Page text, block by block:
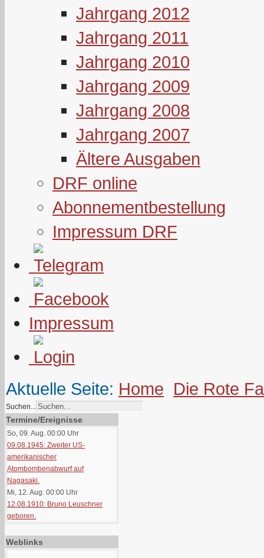
Jahrgang 2012
Jahrgang 2011
Jahrgang 2010
Jahrgang 2009
Jahrgang 2008
Jahrgang 2007
Ältere Ausgaben
DRF online
Abonnementbestellung
Impressum DRF
Impressum
Aktuelle Seite: Home Die Rote
Suchen...
Termine/Ereignisse
So, 09. Aug. 00:00 Uhr
09.08.1945: Zweiter US-
amerikanischer
Atombombenabwurf auf
Nagasaki.
Mi, 12. Aug. 00:00 Uhr
12.08.1910: Bruno Leuschner
geboren.
Weblinks